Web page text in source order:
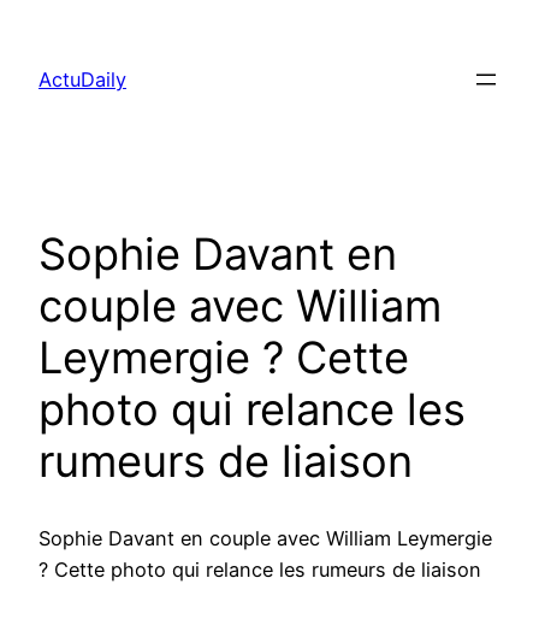
contenu
ActuDaily
Sophie Davant en
couple avec William
Leymergie ? Cette
photo qui relance les
rumeurs de liaison
Sophie Davant en couple avec William Leymergie
? Cette photo qui relance les rumeurs de liaison